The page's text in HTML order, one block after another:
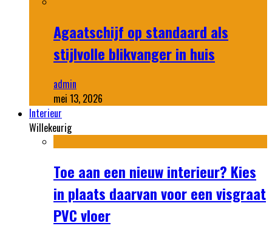
Agaatschijf op standaard als
stijlvolle blikvanger in huis
admin
mei 13, 2026
Interieur
Willekeurig
Toe aan een nieuw interieur? Kies
in plaats daarvan voor een visgraat
PVC vloer